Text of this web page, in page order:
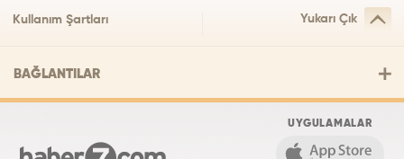
Kullanım Şartları Yukarı Çık
BAĞLANTILAR
UYGULAMALAR